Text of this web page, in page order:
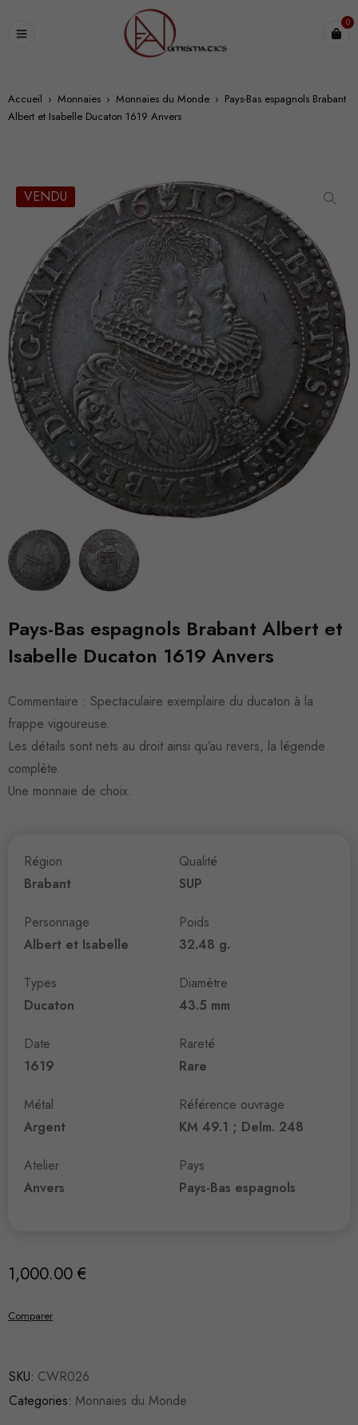
0
Accueil › Monnaies › Monnaies du Monde › Pays-Bas espagnols Brabant
Albert et Isabelle Ducaton 1619 Anvers
VENDU
Pays-Bas espagnols Brabant Albert et
Isabelle Ducaton 1619 Anvers
Commentaire : Spectaculaire exemplaire du ducaton à la
frappe vigoureuse.
Les détails sont nets au droit ainsi qu’au revers, la légende
complète.
Une monnaie de choix.
Région
Brabant
Personnage
Albert et Isabelle
Types
Ducaton
Date
1619
Métal
Argent
Atelier
Anvers
Qualité
SUP
Poids
32.48 g.
Diamètre
43.5 mm
Rareté
Rare
Référence ouvrage
KM 49.1 ; Delm. 248
Pays
Pays-Bas espagnols
1,000.00 €
Comparer
SKU: CWR026
Categories: Monnaies du Monde